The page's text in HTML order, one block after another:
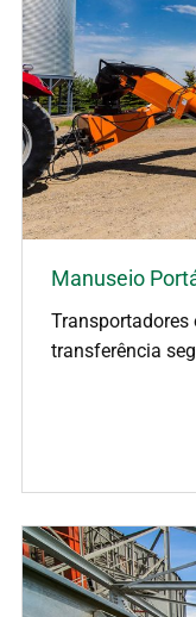
Manuseio
Transportadores
transferência